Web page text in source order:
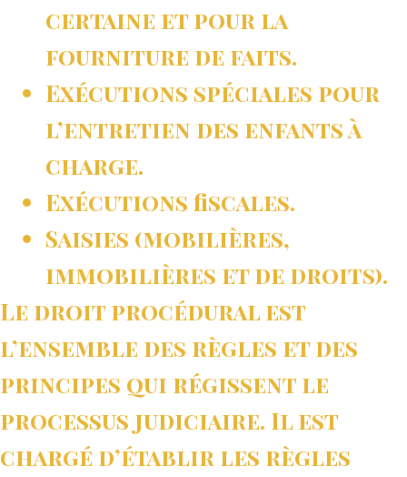
certaine et pour la
fourniture de faits.
Exécutions spéciales pour
l’entretien des enfants à
charge.
Exécutions fiscales.
Saisies (mobilières,
immobilières et de droits).
Le droit procédural est
l’ensemble des règles et des
principes qui régissent le
processus judiciaire. Il est
chargé d’établir les règles